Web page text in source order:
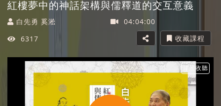
紅樓夢中的神話架構與儒釋道的交互意義
白先勇 奚淞
04:04:00
6317
收藏課程
背景收聽